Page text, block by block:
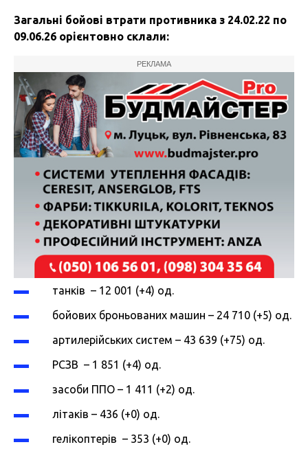
Загальні бойові втрати противника з 24.02.22 по
09.06.26 орієнтовно склали:
РЕКЛАМА
танків – 12 001 (+4) од.
бойових броньованих машин – 24 710 (+5) од.
артилерійських систем – 43 639 (+75) од.
РСЗВ – 1 851 (+4) од.
засоби ППО – 1 411 (+2) од.
літаків – 436 (+0) од.
гелікоптерів – 353 (+0) од.